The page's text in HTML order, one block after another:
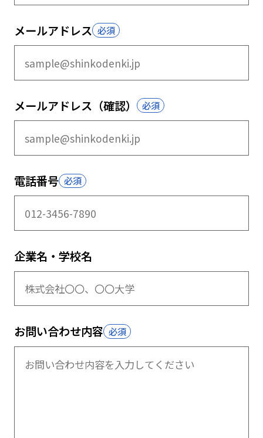
メールアドレス
メールアドレス （確認）
電話番号
企業名・学校名
お問い合わせ内容